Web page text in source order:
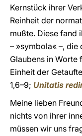
Kernstück ihrer
Reinheit der
mußte. Diese fand
– »symbola« –, die
Glaubens in Worte
Einheit der
1,6–9; Unitatis
Meine lieben
nichts von ihrer
müssen wir uns